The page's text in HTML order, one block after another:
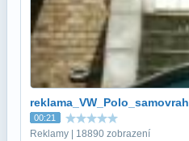
reklama_VW_Polo_samovrah
00:21
Reklamy | 18890 zobrazení